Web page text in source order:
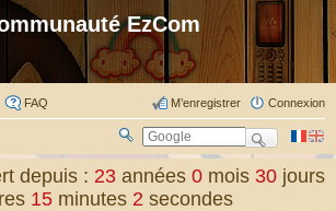
EzCom
FAQ Connexion
M’enregistrer
depuis : 23 années0 mois30 jours
15 minutes 2 secondes